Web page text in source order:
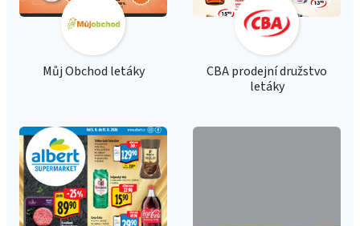
Můj Obchod letáky
CBA prodejní družstvo
letáky